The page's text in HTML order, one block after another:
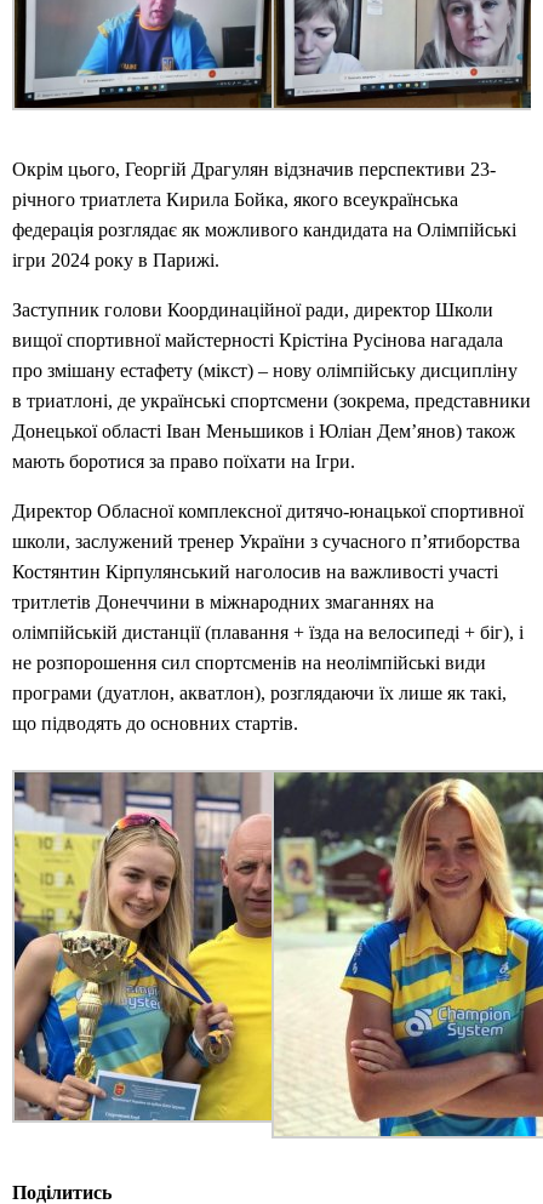
Окрім цього, Георгій Драгулян відзначив перспективи 23-
річного триатлета Кирила Бойка, якого всеукраїнська
федерація розглядає як можливого кандидата на Олімпійські
ігри 2024 року в Парижі.
Заступник голови Координаційної ради, директор Школи
вищої спортивної майстерності Крістіна Русінова нагадала
про змішану естафету (мікст) – нову олімпійську дисципліну
в триатлоні, де українські спортсмени (зокрема, представники
Донецької області Іван Меньшиков і Юліан Дем’янов) також
мають боротися за право поїхати на Ігри.
Директор Обласної комплексної дитячо-юнацької спортивної
школи, заслужений тренер України з сучасного п’ятиборства
Костянтин Кірпулянський наголосив на важливості участі
тритлетів Донеччини в міжнародних змаганнях на
олімпійській дистанції (плавання + їзда на велосипеді + біг), і
не розпорошення сил спортсменів на неолімпійські види
програми (дуатлон, акватлон), розглядаючи їх лише як такі,
що підводять до основних стартів.
Поділитись